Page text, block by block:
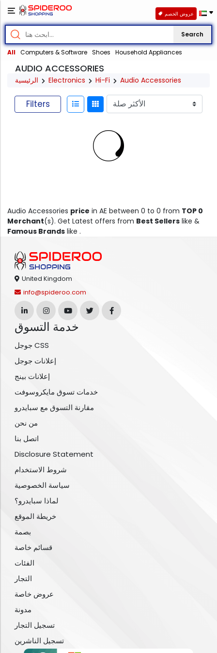
Search
All Computers & Software Shoes Household Appliances
عروض الخصم
AUDIO ACCESSORIES
الرئيسية Electronics Hi-Fi Audio Accessories
Filters
Audio Accessories price in AE between 0 to 0 from TOP 0
Merchant(s). Get Latest offers from Best Sellers like &
Famous Brands like .
United Kingdom
info@spideroo.com
خدمة التسوق
جوجل CSS
إعلانات جوجل
إعلانات بينج
خدمات تسوق مايكروسوفت
مقارنة التسوق مع سبايدرو
من نحن
اتصل بنا
Disclosure Statement
شروط الاستخدام
سياسة الخصوصية
لماذا سبايدرو؟
خريطة الموقع
بصمة
قسائم خاصة
الفئات
التجار
عروض خاصة
مدونة
تسجيل التجار
تسجيل الناشرين